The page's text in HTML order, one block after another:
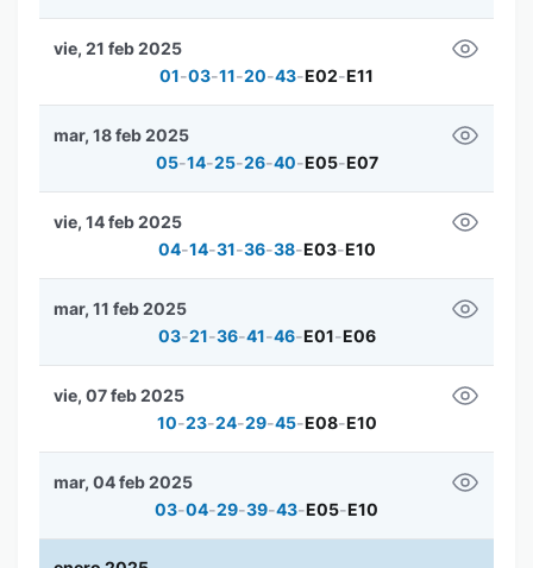
01-03-11-20-43-E02-E11
vie, 21 feb 2025
05-14-25-26-40-E05-E07
mar, 18 feb 2025
04-14-31-36-38-E03-E10
vie, 14 feb 2025
03-21-36-41-46-E01-E06
mar, 11 feb 2025
10-23-24-29-45-E08-E10
vie, 07 feb 2025
03-04-29-39-43-E05-E10
mar, 04 feb 2025